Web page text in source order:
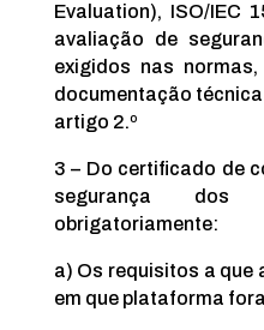
Evaluation), ISO/IEC
avaliação de
exigidos nas
documentação
artigo 2.º
3 – Do certificado de
segurança dos
obrigatoriamente:
a) Os requisitos a que
em que plataforma